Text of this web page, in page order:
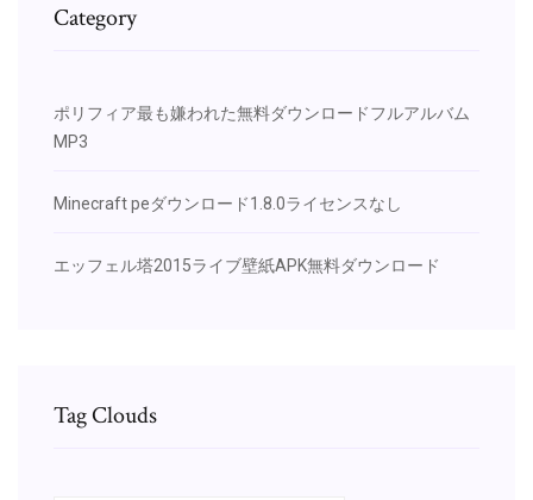
Category
ポリフィア最も嫌われた無料ダウンロードフルアルバム
MP3
Minecraft peダウンロード1.8.0ライセンスなし
エッフェル塔2015ライブ壁紙APK無料ダウンロード
Tag Clouds